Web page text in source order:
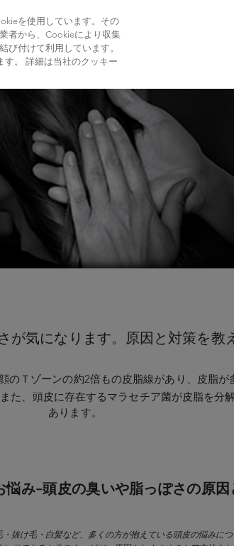
ンセリング ケラスターゼについて
が気になります。原因と対策を教
Ｔゾーンの約2倍もの皮脂線があり、皮脂
た、頭皮に存在するマラセチア菌が皮脂を分
あります。
悩み-頭皮の臭いや脂っぽさの原
抜け毛・白髪など、多くの方が抱えている頭皮の悩みに
を使用しています。その
者から、Cookieにより収集
び付けて利用しています。
す。 詳細は当社のクッキー